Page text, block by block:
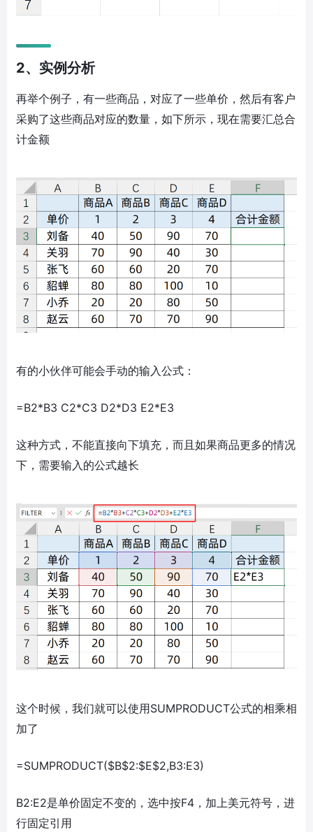
2、实例分析
再举个例子，有一些商品，对应了一些单价，然后有客户
采购了这些商品对应的数量，如下所示，现在需要汇总合
计金额
有的小伙伴可能会手动的输入公式：
=B2*B3 C2*C3 D2*D3 E2*E3
这种方式，不能直接向下填充，而且如果商品更多的情况
下，需要输入的公式越长
这个时候，我们就可以使用SUMPRODUCT公式的相乘相
加了
=SUMPRODUCT($B$2:$E$2,B3:E3)
B2:E2是单价固定不变的，选中按F4，加上美元符号，进
行固定引用